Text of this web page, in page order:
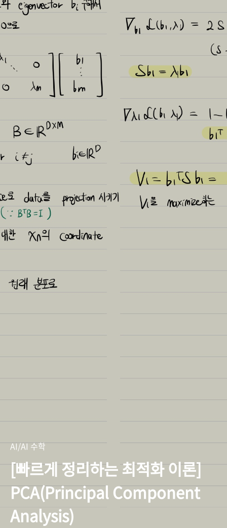
AI/AI 수학
[빠르게 정리하는 최적화 이론]
PCA(Principal Component
Analysis)